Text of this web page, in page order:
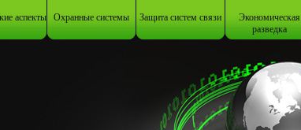
аспекты Охранные системы Защита систем связи Экономическая
разведка